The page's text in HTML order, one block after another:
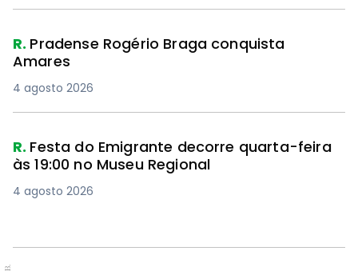
R. Pradense Rogério Braga conquista
Amares
4 agosto 2026
R. Festa do Emigrante decorre quarta-feira
às 19:00 no Museu Regional
4 agosto 2026